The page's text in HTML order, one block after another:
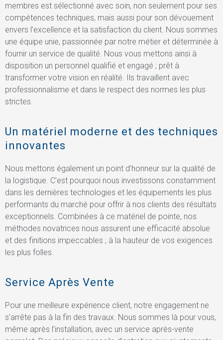
membres est sélectionné avec soin, non seulement pour ses
compétences techniques, mais aussi pour son dévouement
envers l’excellence et la satisfaction du client. Nous sommes
une équipe unie, passionnée par notre métier et déterminée à
fournir un service de qualité. Nous vous mettons ainsi à
disposition un personnel qualifié et engagé ; prêt à
transformer votre vision en réalité. Ils travaillent avec
professionnalisme et dans le respect des normes les plus
strictes.
Un matériel moderne et des techniques
innovantes
Nous mettons également un point d’honneur sur la qualité de
la logistique. C’est pourquoi nous investissons constamment
dans les dernières technologies et les équipements les plus
performants du marché pour offrir à nos clients des résultats
exceptionnels. Combinées à ce matériel de pointe, nos
méthodes novatrices nous assurent une efficacité absolue
et des finitions impeccables ; à la hauteur de vos exigences
les plus folles.
Service Après Vente
Pour une meilleure expérience client, notre engagement ne
s’arrête pas à la fin des travaux. Nous sommes là pour vous,
même après l’installation, avec un service après-vente